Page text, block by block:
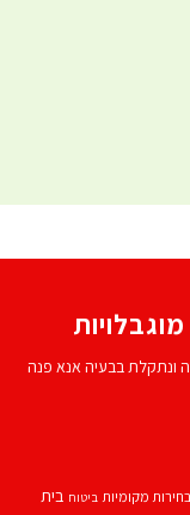
ונתקלת בבעיה אנא פנה
בחירות מקומיות ביטוח בית